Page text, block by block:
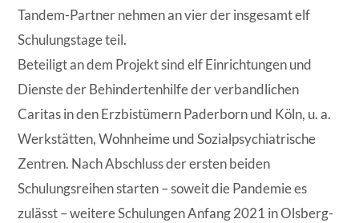
Tandem-Partner nehmen an vier der insgesamt elf
Schulungstage teil.
Beteiligt an dem Projekt sind elf Einrichtungen und
Dienste der Behindertenhilfe der verbandlichen
Caritas in den Erzbistümern Paderborn und Köln, u. a.
Werkstätten, Wohnheime und Sozialpsychiatrische
Zentren. Nach Abschluss der ersten beiden
Schulungsreihen starten – soweit die Pandemie es
zulässt – weitere Schulungen Anfang 2021 in Olsberg-